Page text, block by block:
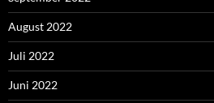
August 2022
Juli 2022
Juni 2022